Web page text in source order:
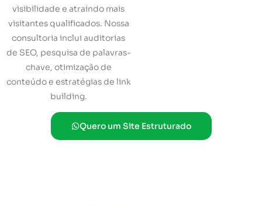
visibilidade e atraindo mais
visitantes qualificados. Nossa
consultoria inclui auditorias
de SEO, pesquisa de palavras-
chave, otimização de
conteúdo e estratégias de link
building.
Quero um Site Estruturado